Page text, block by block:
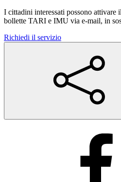
I cittadini interessati possono attivare
bollette TARI e IMU via e-mail, in
Richiedi il servizio